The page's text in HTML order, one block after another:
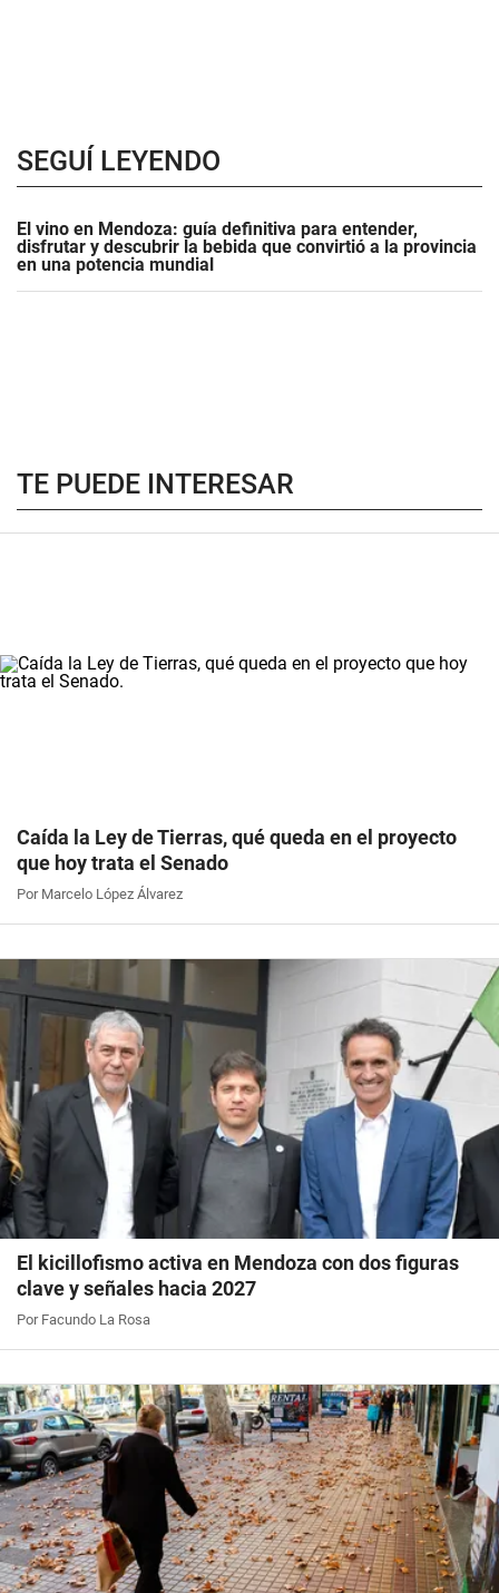
SEGUÍ LEYENDO
El vino en Mendoza: guía definitiva para entender,
disfrutar y descubrir la bebida que convirtió a la provincia
en una potencia mundial
TE PUEDE INTERESAR
Caída la Ley de Tierras, qué queda en el proyecto
que hoy trata el Senado
Por Marcelo López Álvarez
El kicillofismo activa en Mendoza con dos figuras
clave y señales hacia 2027
Por Facundo La Rosa